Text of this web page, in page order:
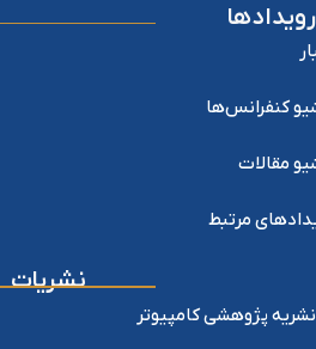
رویدادها
کنفرانس‌ها
مقالات
مرتبط
نشریات
نشریه پژوهشی کامپیوتر